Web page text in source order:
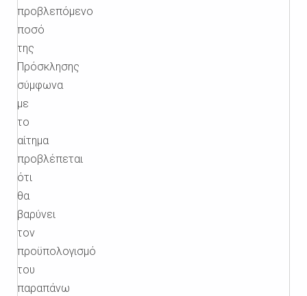
προβλεπόμενο
ποσό
της
Πρόσκλησης
σύμφωνα
με
το
αίτημα
προβλέπεται
ότι
θα
βαρύνει
τον
προϋπολογισμό
του
παραπάνω